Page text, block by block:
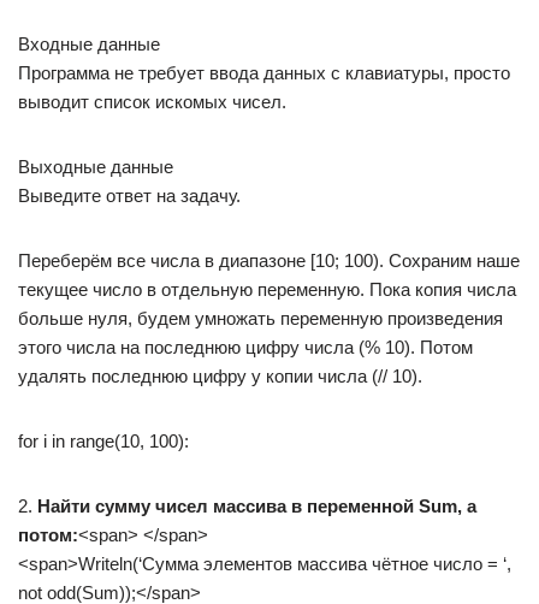
Входные данные
Программа не требует ввода данных с клавиатуры, просто
выводит список искомых чисел.
Выходные данные
Выведите ответ на задачу.
Переберём все числа в диапазоне [10; 100). Сохраним наше
текущее число в отдельную переменную. Пока копия числа
больше нуля, будем умножать переменную произведения
этого числа на последнюю цифру числа (% 10). Потом
удалять последнюю цифру у копии числа (// 10).
for i in range(10, 100):
2. Найти сумму чисел массива в переменной Sum, а
потом:<span> </span>
<span>Writeln(‘Сумма элементов массива чётное число = ‘,
not odd(Sum));</span>